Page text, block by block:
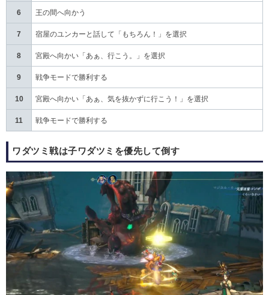
6 王の間へ向かう
7 宿屋のユンカーと話して「もちろん！」を選択
8 宮殿へ向かい「あぁ、行こう。」を選択
9 戦争モードで勝利する
10 宮殿へ向かい「あぁ、気を抜かずに行こう！」を選択
11 戦争モードで勝利する
ワダツミ戦は子ワダツミを優先して倒す